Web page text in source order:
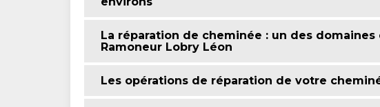
La réparation de cheminée : un des
Ramoneur Lobry Léon
Les opérations de réparation de votre